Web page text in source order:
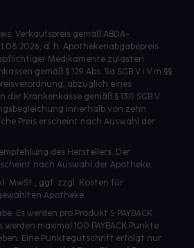
Verkaufspreis gemäß ABDA-
d. h. Apothekenabgabepreis
Medikamente zulasten
gemäß § 129 Abs. 5a SGB V i.V.m §§
abzüglich eines
Krankenkasse gemäß § 130 SGB V
innerhalb von zehn
Preis erscheint nach Auswahl der
des Herstellers. Der
nach Auswahl der Apotheke.
MwSt., ggf. zzgl. Kosten für
Apotheke.
Es werden pro Produkt 5 PAYBACK
werden maximal 100 PAYBACK Punkte
Eine Punktegutschrift erfolgt nur